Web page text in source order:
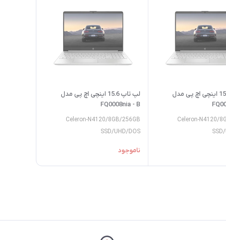
لپ تاپ 15.6 اینچی اچ پی مدل
Celeron-N4120/
لپ تاپ 15.6 اینچی اچ پی مدل
FQ0008nia - B
Celeron-N4120/8GB/256GB
SSD/UHD/DOS
ناموجود